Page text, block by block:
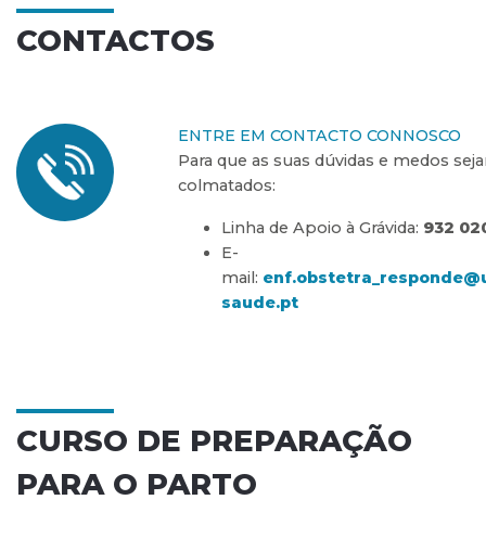
CONTACTOS
ENTRE EM CONTACTO CONNOSCO
Para que as suas dúvidas e medos
colmatados:
Linha de Apoio à Grávida: 932
E-
mail:
saude.pt
CURSO DE PREPARAÇÃO
PARA O PARTO